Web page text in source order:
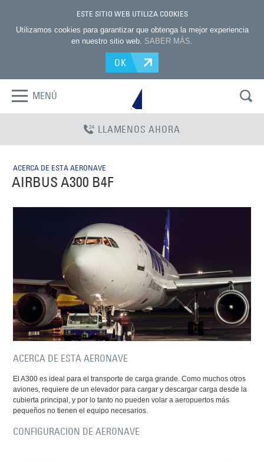
ESTE SITIO WEB UTILIZA COOKIES
Utilizamos cookies para garantizar que obtenga la mejor experiencia
en nuestro sitio web. SABER MÁS.
OK
MENÚ
LLAMENOS AHORA
ACERCA DE ESTA AERONAVE
AIRBUS A300 B4F
ACERCA DE ESTA AERONAVE
El A300 es ideal para el transporte de carga grande. Como muchos otros
aviones, requiere de un elevador para cargar y descargar carga desde la
cubierta principal, y por lo tanto no pueden volar a aeropuertos más
pequeños no tienen el equipo necesarios.
CONFIGURACION DE AERONAVE